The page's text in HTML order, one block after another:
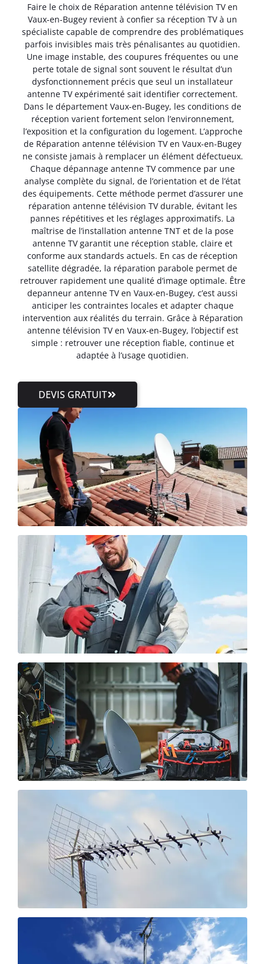
Faire le choix de Réparation antenne télévision TV en
Vaux-en-Bugey revient à confier sa réception TV à un
spécialiste capable de comprendre des problématiques
parfois invisibles mais très pénalisantes au quotidien.
Une image instable, des coupures fréquentes ou une
perte totale de signal sont souvent le résultat d’un
dysfonctionnement précis que seul un installateur
antenne TV expérimenté sait identifier correctement.
Dans le département Vaux-en-Bugey, les conditions de
réception varient fortement selon l’environnement,
l’exposition et la configuration du logement. L’approche
de Réparation antenne télévision TV en Vaux-en-Bugey
ne consiste jamais à remplacer un élément défectueux.
Chaque dépannage antenne TV commence par une
analyse complète du signal, de l’orientation et de l’état
des équipements. Cette méthode permet d’assurer une
réparation antenne télévision TV durable, évitant les
pannes répétitives et les réglages approximatifs. La
maîtrise de l’installation antenne TNT et de la pose
antenne TV garantit une réception stable, claire et
conforme aux standards actuels. En cas de réception
satellite dégradée, la réparation parabole permet de
retrouver rapidement une qualité d’image optimale. Être
depanneur antenne TV en Vaux-en-Bugey, c’est aussi
anticiper les contraintes locales et adapter chaque
intervention aux réalités du terrain. Grâce à Réparation
antenne télévision TV en Vaux-en-Bugey, l’objectif est
simple : retrouver une réception fiable, continue et
adaptée à l’usage quotidien.
DEVIS GRATUIT